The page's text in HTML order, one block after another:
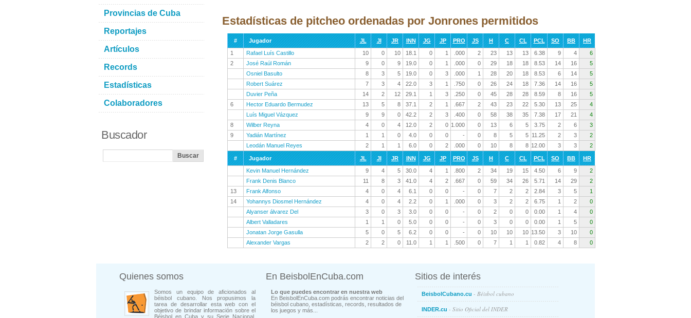
Estadísticas de pitcheo ordenadas por Jonrones permitidos
# Jugador JL JI JR INN JG JP PRO JS H C CL PCL SO BB
HR
1
Rafael Luís Castillo 10 0 10 18.1 0 1 .000 2 23 13 13 6.38 9 4
6
2
José Raúl Román 9 0 9 19.0 0 1 .000 0 29 18 18 8.53 14 16
5
Osniel Basulto
8 3 5 19.0 0 3 .000 1 28 20 18 8.53 6 14
5
Robert Suárez
7 3 4 22.0 3 1 .750 0 26 24 18 7.36 14 16
5
Duvier Peña
14 2 12 29.1 1 3 .250 0 45 28 28 8.59 8 16
5
6
Hector Eduardo Bermudez 13 5 8 37.1 2 1 .667 2 43 23 22 5.30 13 25
4
Luís Miguel Vázquez
9 9 0 42.2 2 3 .400 0 58 38 35 7.38 17 21
4
8
Wilber Reyna 4 0 4 12.0 2 0 1.000 0 13 6 5 3.75 2 6
3
9
Yadián Martínez 1 1 0 4.0 0 0 - 0 8 5 5 11.25 2 3
2
Leodán Manuel Reyes
2 1 1 6.0 0 2 .000 0 10 8 8 12.00 3 3 2
# Jugador JL JI JR INN JG JP PRO JS H C CL PCL SO BB
HR
Kevin Manuel Hernández
9 4 5 30.0 4 1 .800 2 34 19 15 4.50 6 9
2
Frank Denis Blanco
11 8 3 41.0 4 2 .667 0 59 34 26 5.71 14 29
2
13
Frank Alfonso 4 0 4 6.1 0 0 - 0 7 2 2 2.84 3 5
1
14
Yohannys Diosmel Hernández 4 0 4 2.2 0 1 .000 0 3 2 2 6.75 1 2
0
Alyanser álvarez Del
3 0 3 3.0 0 0 - 0 2 0 0 0.00 1 4
0
Albert Valladares
1 1 0 5.0 0 0 - 0 3 0 0 0.00 1 5
0
Jonatan Jorge Gasulla
5 0 5 6.2 0 0 - 0 10 10 10 13.50 3 10
0
Alexander Vargas
2 2 0 11.0 1 1 .500 0 7 1 1 0.82 4 8 0
Provincias de Cuba
Reportajes
Artículos
Records
Estadísticas
Colaboradores
Buscador
Quienes somos
Somos un equipo de aficionados al
béisbol cubano. Nos propusimos la
tarea de desarrollar esta web con el
objetivo de brindar información sobre el
Béisbol en Cuba y su Serie Nacional.
En BeisbolEnCuba.com
Lo que puedes encontrar en nuestra web
En BeisbolEnCuba.com podrás encontrar noticias del
béisbol cubano, estadísticas, records, resultados de
los juegos y más...
Sitios de interés
BeisbolCubano.cu - Béisbol cubano
INDER.cu - Sitio Oficial del INDER